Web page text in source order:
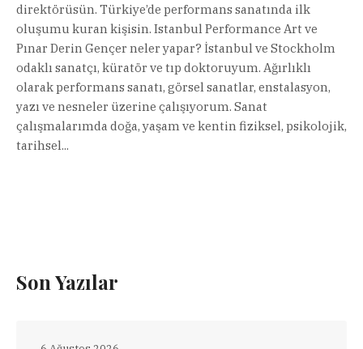
direktörüsün. Türkiye’de performans sanatında ilk
oluşumu kuran kişisin. Istanbul Performance Art ve
Pınar Derin Gençer neler yapar? İstanbul ve Stockholm
odaklı sanatçı, küratör ve tıp doktoruyum. Ağırlıklı
olarak performans sanatı, görsel sanatlar, enstalasyon,
yazı ve nesneler üzerine çalışıyorum. Sanat
çalışmalarımda doğa, yaşam ve kentin fiziksel, psikolojik,
tarihsel...
Son Yazılar